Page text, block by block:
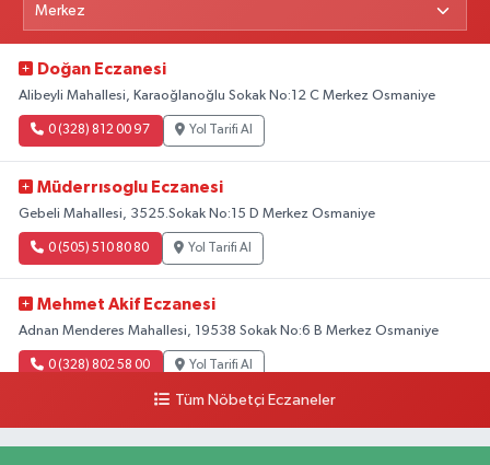
Doğan Eczanesi
Alibeyli Mahallesi, Karaoğlanoğlu Sokak No:12 C Merkez Osmaniye
0 (328) 812 00 97 Yol Tarifi Al
Müderrısoglu Eczanesi
Gebeli Mahallesi, 3525.Sokak No:15 D Merkez Osmaniye
0 (505) 510 80 80 Yol Tarifi Al
Mehmet Akif Eczanesi
Adnan Menderes Mahallesi, 19538 Sokak No:6 B Merkez Osmaniye
0 (328) 802 58 00 Yol Tarifi Al
Tüm Nöbetçi Eczaneler